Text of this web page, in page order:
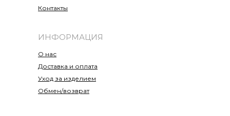
Контакты
О нас
Доставка и оплата
Уход за изделием
Обмен/возврат
ИНФОРМАЦИЯ